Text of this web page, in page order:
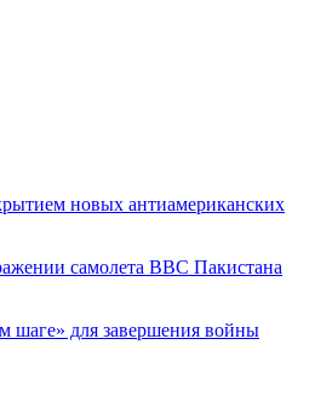
новых антиамериканских
самолета ВВС Пакистана
шаге» для завершения войны